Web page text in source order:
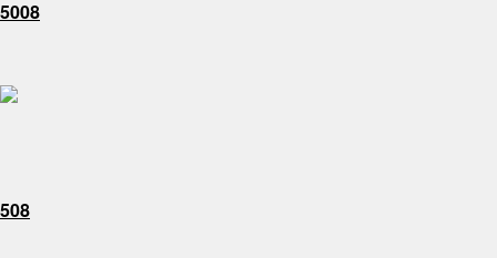
5008
508